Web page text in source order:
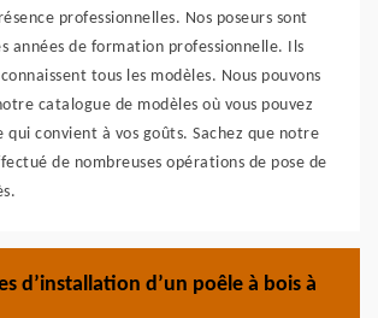
professionnelles. Nos poseurs sont
années de formation professionnelle. Ils
tous les modèles. Nous pouvons
catalogue de modèles où vous pouvez
qui convient à vos goûts. Sachez que notre
de nombreuses opérations de pose de
d’installation d’un poêle à bois à